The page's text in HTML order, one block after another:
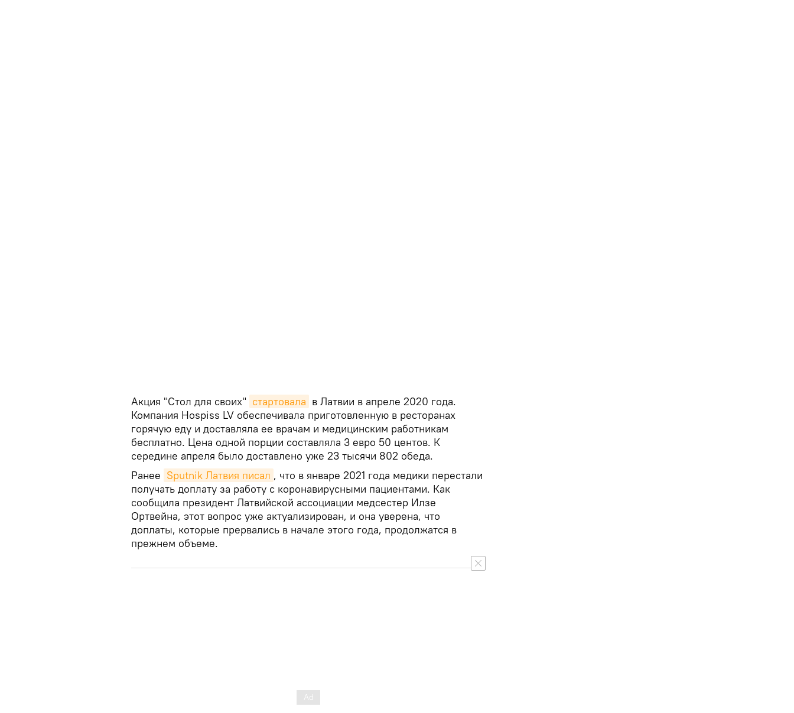
Акция "Стол для своих" стартовала в Латвии в апреле 2020 года.
Компания Hospiss LV обеспечивала приготовленную в ресторанах
горячую еду и доставляла ее врачам и медицинским работникам
бесплатно. Цена одной порции составляла 3 евро 50 центов. К
середине апреля было доставлено уже 23 тысячи 802 обеда.
Ранее Sputnik Латвия писал , что в январе 2021 года медики перестали
получать доплату за работу с коронавирусными пациентами. Как
сообщила президент Латвийской ассоциации медсестер Илзе
Ортвейна, этот вопрос уже актуализирован, и она уверена, что
доплаты, которые прервались в начале этого года, продолжатся в
прежнем объеме.